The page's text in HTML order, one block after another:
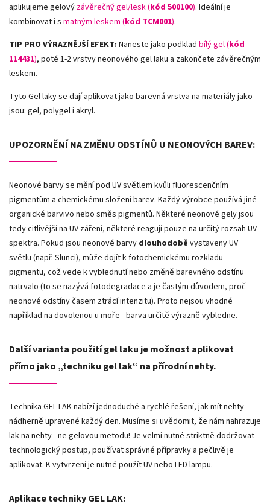
aplikujeme gelový závěrečný gel/lesk (kód 500100). Ideální je
kombinovat i s matným leskem (kód TCM001).
TIP PRO VÝRAZNĚJŠÍ EFEKT: Naneste jako podklad bílý gel (kód
114431), poté 1-2 vrstvy neonového gel laku a zakončete závěrečným
leskem.
Tyto Gel laky se dají aplikovat jako barevná vrstva na materiály jako
jsou: gel, polygel i akryl.
UPOZORNĚNÍ NA ZMĚNU ODSTÍNŮ U NEONOVÝCH BAREV:
Neonové barvy se mění pod UV světlem kvůli fluorescenčním
pigmentům a chemickému složení barev. Každý výrobce používá jiné
organické barvivo nebo směs pigmentů. Některé neonové gely jsou
tedy citlivější na UV záření, některé reagují pouze na určitý rozsah UV
spektra. Pokud jsou neonové barvy dlouhodobě vystaveny UV
světlu (např. Slunci), může dojít k fotochemickému rozkladu
pigmentu, což vede k vyblednutí nebo změně barevného odstínu
natrvalo (to se nazývá fotodegradace a je častým důvodem, proč
neonové odstíny časem ztrácí intenzitu). Proto nejsou vhodné
například na dovolenou u moře - barva určitě výrazně vybledne.
Další varianta použití gel laku je možnost aplikovat
přímo jako „techniku gel lak“ na přírodní nehty.
Technika GEL LAK nabízí jednoduché a rychlé řešení, jak mít nehty
nádherně upravené každý den. Musíme si uvědomit, že nám nahrazuje
lak na nehty - ne gelovou metodu! Je velmi nutné striktně dodržovat
technologický postup, používat správné přípravky a pečlivě je
aplikovat. K vytvrzení je nutné použít UV nebo LED lampu.
Aplikace techniky GEL LAK: